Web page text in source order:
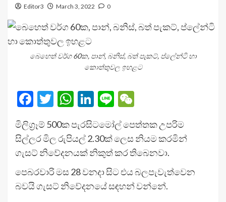
Editor3 March 3, 2022 0
බෙහෙත් වර්ග 60ක, පාන්, බනිස්, බත් පැකට්, ප්ලේන්ටි හා
කොත්තුවල ඉහළට
Facebook
Twitter
WhatsApp
LinkedIn
Line
මිලිග්‍රෑම් 500ක පැරසිටමෝල් පෙත්තක උපරිම
සිල්ලර මිල රුපියල් 2.30ක් ලෙස නියම කරමින්
ගැසට් නිවේදනයක් නිකුත් කර තිබෙනවා.
පෙබරවාරි මස 28 වනදා සිට එය බලපැවැත්වෙන
බවයි ගැසට් නිවේදනයේ සඳහන් වන්නේ.